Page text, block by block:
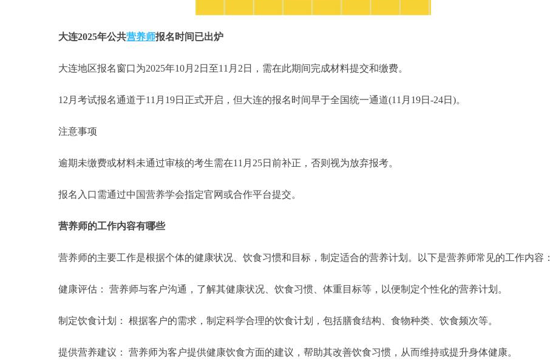
大连2025年公共营养师报名时间已出炉
大连地区报名窗口为2025年10月2日至11月2日，需在此期间完成材料提交和缴费。
12月考试报名通道于11月19日正式开启，但大连的报名时间早于全国统一通道(11月19日-24日)。
注意事项
逾期未缴费或材料未通过审核的考生需在11月25日前补正，否则视为放弃报考。
报名入口需通过中国营养学会指定官网或合作平台提交。
营养师的工作内容有哪些
营养师的主要工作是根据个体的健康状况、饮食习惯和目标，制定适合的营养计划。以下是营养师常见的工作内容：
健康评估： 营养师与客户沟通，了解其健康状况、饮食习惯、体重目标等，以便制定个性化的营养计划。
制定饮食计划： 根据客户的需求，制定科学合理的饮食计划，包括膳食结构、食物种类、饮食频次等。
提供营养建议： 营养师为客户提供健康饮食方面的建议，帮助其改善饮食习惯，从而维持或提升身体健康。